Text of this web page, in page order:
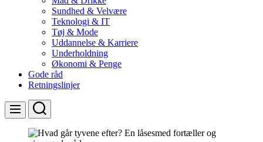
Sundhed & Velvære
Teknologi & IT
Tøj & Mode
Uddannelse & Karriere
Underholdning
Økonomi & Penge
Gode råd
Retningslinjer
Menu Search